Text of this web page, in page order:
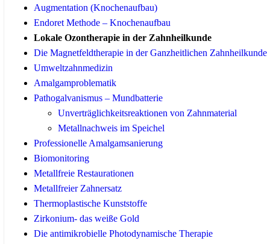
Augmentation (Knochenaufbau)
Endoret Methode – Knochenaufbau
Lokale Ozontherapie in der Zahnheilkunde
Die Magnetfeldtherapie in der Ganzheitlichen Zahnheilkunde
Umweltzahnmedizin
Amalgamproblematik
Pathogalvanismus – Mundbatterie
Unverträglichkeitsreaktionen von Zahnmaterial
Metallnachweis im Speichel
Professionelle Amalgamsanierung
Biomonitoring
Metallfreie Restaurationen
Metallfreier Zahnersatz
Thermoplastische Kunststoffe
Zirkonium- das weiße Gold
Die antimikrobielle Photodynamische Therapie